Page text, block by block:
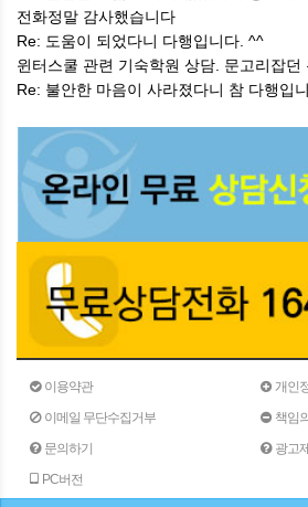
전화정말 감사했습니다
Re: 도움이 되었다니 다행입니다. ^^
윈터스쿨 관련 기숙학원 상담. 문고리잡던
Re: 불안한 마음이 사라졌다니 참 다행입
이용약관
개인
이메일 무단수집거부
책임
문의하기
광고
PC버전